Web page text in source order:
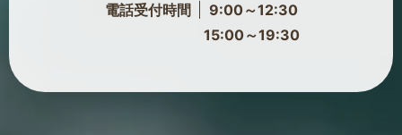
電話受付時間
9:00～12:30
15:00～19:30